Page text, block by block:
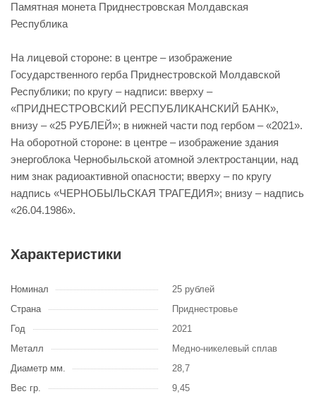
Памятная монета Приднестровская Молдавская
Республика
На лицевой стороне: в центре – изображение
Государственного герба Приднестровской Молдавской
Республики; по кругу – надписи: вверху –
«ПРИДНЕСТРОВСКИЙ РЕСПУБЛИКАНСКИЙ БАНК»,
внизу – «25 РУБЛЕЙ»; в нижней части под гербом – «2021».
На оборотной стороне: в центре – изображение здания
энергоблока Чернобыльской атомной электростанции, над
ним знак радиоактивной опасности; вверху – по кругу
надпись «ЧЕРНОБЫЛЬСКАЯ ТРАГЕДИЯ»; внизу – надпись
«26.04.1986».
Характеристики
Номинал
25 рублей
Страна
Приднестровье
Год
2021
Металл
Медно-никелевый сплав
Диаметр мм.
28,7
Вес гр.
9,45